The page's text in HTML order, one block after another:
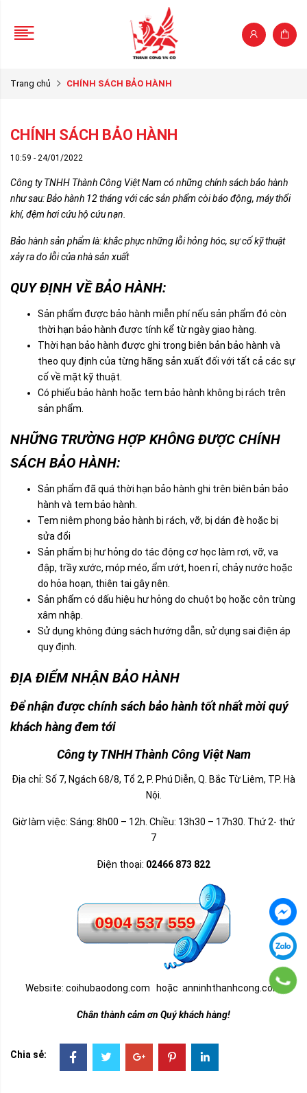
Trang chủ CHÍNH SÁCH BẢO HÀNH
CHÍNH SÁCH BẢO HÀNH
10:59 - 24/01/2022
Công ty TNHH Thành Công Việt Nam có những chính sách bảo hành
như sau: Bảo hành 12 tháng với các sản phẩm còi báo động, máy thổi
khí, đệm hơi cứu hộ cứu nạn.
Bảo hành sản phẩm là: khắc phục những lỗi hỏng hóc, sự cố kỹ thuật
xảy ra do lỗi của nhà sản xuất
QUY ĐỊNH VỀ BẢO HÀNH:
Sản phẩm được bảo hành miễn phí nếu sản phẩm đó còn
thời hạn bảo hành được tính kể từ ngày giao hàng.
Thời hạn bảo hành được ghi trong biên bản bảo hành và
theo quy định của từng hãng sản xuất đối với tất cả các sự
cố về mặt kỹ thuật.
Có phiếu bảo hành hoặc tem bảo hành không bị rách trên
sản phẩm.
NHỮNG TRƯỜNG HỢP KHÔNG ĐƯỢC CHÍNH
SÁCH BẢO HÀNH:
Sản phẩm đã quá thời hạn bảo hành ghi trên biên bản bảo
hành và tem bảo hành.
Tem niêm phong bảo hành bị rách, vỡ, bị dán đè hoặc bị
sửa đổi
Sản phẩm bị hư hỏng do tác động cơ học làm rơi, vỡ, va
đập, trầy xước, móp méo, ẩm ướt, hoen rỉ, chảy nước hoặc
do hỏa hoạn, thiên tai gây nên.
Sản phẩm có dấu hiệu hư hỏng do chuột bọ hoặc côn trùng
xâm nhập.
Sử dụng không đúng sách hướng dẫn, sử dụng sai điện áp
quy định.
ĐỊA ĐIỂM NHẬN BẢO HÀNH
Để nhận được chính sách bảo hành tốt nhất mời quý
khách hàng đem tới
Công ty TNHH Thành Công Việt Nam
Địa chỉ: Số 7, Ngách 68/8, Tổ 2, P. Phú Diễn, Q. Bắc Từ Liêm, TP. Hà
Nội.
Giờ làm việc: Sáng: 8h00 – 12h. Chiều: 13h30 – 17h30. Thứ 2- thứ
7
Điện thoại: 02466 873 822
Website: coihubaodong.com hoặc anninhthanhcong.com
Chân thành cảm ơn Quý khách hàng!
Chia sẻ: